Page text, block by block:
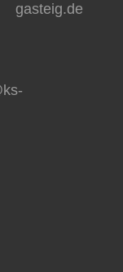
gasteig.de